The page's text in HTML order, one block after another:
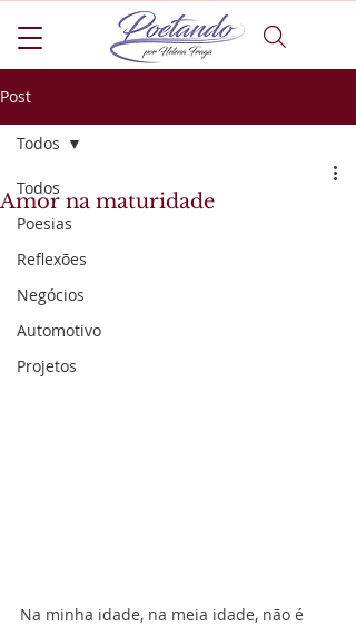
Post
Todos
Poesias
Reflexões
Negócios
Automotivo
Projetos
Todos
Amor na maturidade
Na minha idade, na meia idade, não é